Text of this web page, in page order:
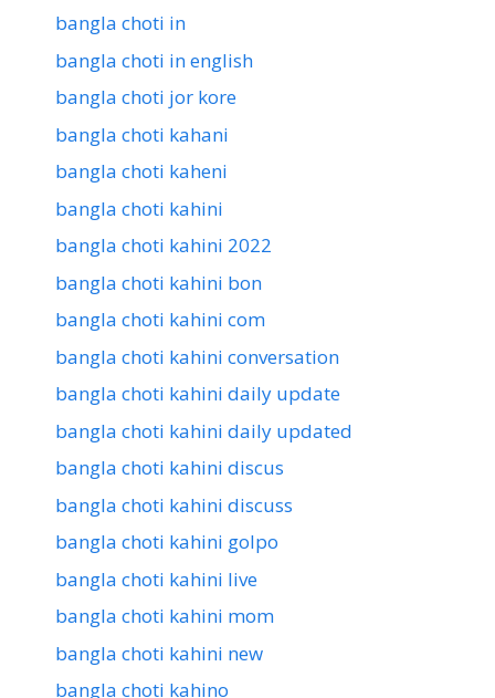
bangla choti in
bangla choti in english
bangla choti jor kore
bangla choti kahani
bangla choti kaheni
bangla choti kahini
bangla choti kahini 2022
bangla choti kahini bon
bangla choti kahini com
bangla choti kahini conversation
bangla choti kahini daily update
bangla choti kahini daily updated
bangla choti kahini discus
bangla choti kahini discuss
bangla choti kahini golpo
bangla choti kahini live
bangla choti kahini mom
bangla choti kahini new
bangla choti kahino